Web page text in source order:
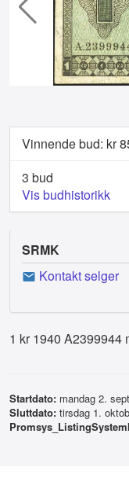
Vinnende bud: kr
3 bud
Vis budhistorikk
SRMK
Kontakt selger
1 kr 1940 A2399944
Startdato: mandag 2.
Sluttdato: tirsdag 1.